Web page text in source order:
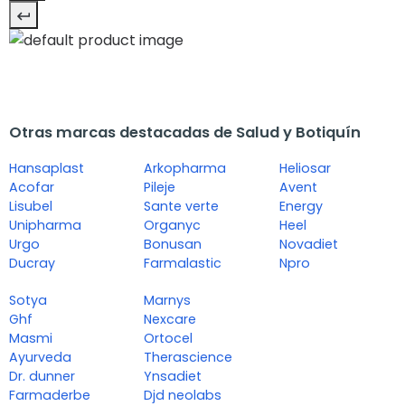
Otras marcas destacadas de Salud y Botiquín
Hansaplast
Acofar
Lisubel
Unipharma
Urgo
Ducray
Arkopharma
Pileje
Sante verte
Organyc
Bonusan
Farmalastic
Heliosar
Avent
Energy
Heel
Novadiet
Npro
Sotya
Ghf
Masmi
Ayurveda
Dr. dunner
Farmaderbe
Marnys
Nexcare
Ortocel
Therascience
Ynsadiet
Djd neolabs